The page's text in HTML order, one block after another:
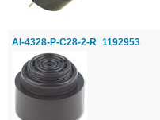
AI-4328-P-C28-2-R 1192953